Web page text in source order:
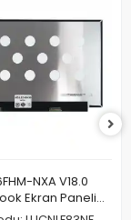
NXA V18.0
Ekran Paneli
144Hz